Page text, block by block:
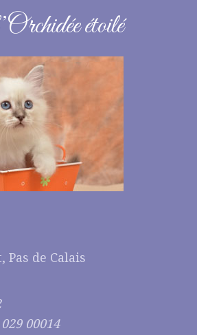
étoilé
Pas de Calais
00014